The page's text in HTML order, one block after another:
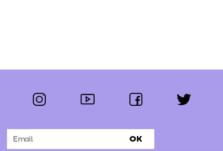
Segue-nos:
instagram youtube facebook twitter
Subscrever Newsletter OK